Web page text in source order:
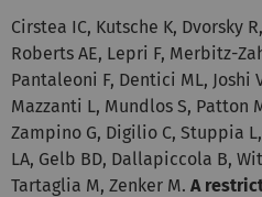
Cirstea IC, Kutsche K, Dvorsky
Roberts AE, Lepri F, Merbitz-
Pantaleoni F, Dentici ML, Joshi
Mazzanti L, Mundlos S, Patton
Zampino G, Digilio C, Stuppia
LA, Gelb BD, Dallapiccola B,
Tartaglia M, Zenker M. A